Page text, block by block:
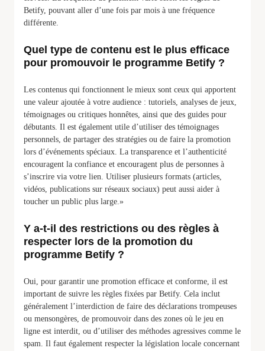
Betify, pouvant aller d’une fois par mois à une fréquence
différente.
Quel type de contenu est le plus efficace
pour promouvoir le programme Betify ?
Les contenus qui fonctionnent le mieux sont ceux qui apportent
une valeur ajoutée à votre audience : tutoriels, analyses de jeux,
témoignages ou critiques honnêtes, ainsi que des guides pour
débutants. Il est également utile d’utiliser des témoignages
personnels, de partager des stratégies ou de faire la promotion
lors d’événements spéciaux. La transparence et l’authenticité
encouragent la confiance et encouragent plus de personnes à
s’inscrire via votre lien. Utiliser plusieurs formats (articles,
vidéos, publications sur réseaux sociaux) peut aussi aider à
toucher un public plus large.»
Y a-t-il des restrictions ou des règles à
respecter lors de la promotion du
programme Betify ?
Oui, pour garantir une promotion efficace et conforme, il est
important de suivre les règles fixées par Betify. Cela inclut
généralement l’interdiction de faire des déclarations trompeuses
ou mensongères, de promouvoir dans des zones où le jeu en
ligne est interdit, ou d’utiliser des méthodes agressives comme le
spam. Il faut également respecter la législation locale concernant